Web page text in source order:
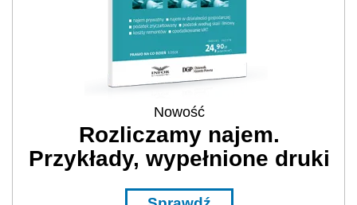
Nowość
Rozliczamy najem.
Przykłady, wypełnione druki